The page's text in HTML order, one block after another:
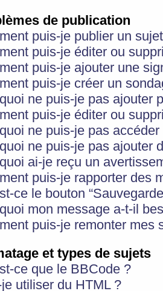
de publication
puis-je publier un
puis-je éditer ou
puis-je ajouter une
puis-je créer un
ne puis-je pas ajouter
puis-je éditer ou
ne puis-je pas
ne puis-je pas ajouter
ai-je reçu un
puis-je rapporter des
ce le bouton
mon message a-t-il
puis-je remonter mes
et types de sujets
ce que le BBCode ?
utiliser du HTML ?